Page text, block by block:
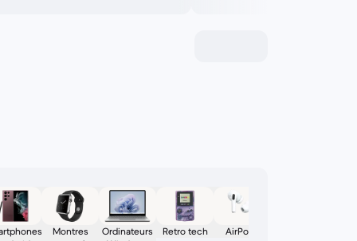
Montres
Ordinateurs
Retro tech AirPods